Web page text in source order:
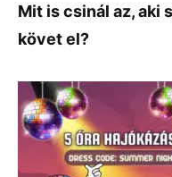
Mit is csinál az, aki
követ el?